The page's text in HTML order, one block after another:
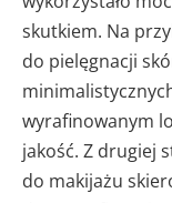
skutkiem. Na
do pielęgnacji
wyrafinowanym
jakość. Z drugiej
do makijażu